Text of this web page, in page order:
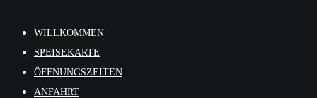
WILLKOMMEN
SPEISEKARTE
ÖFFNUNGSZEITEN
ANFAHRT